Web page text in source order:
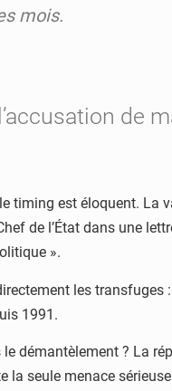
mois.
de
timing est éloquent. La
de l’État dans une
».
les transfuges
1991.
démantèlement ? La
la seule menace